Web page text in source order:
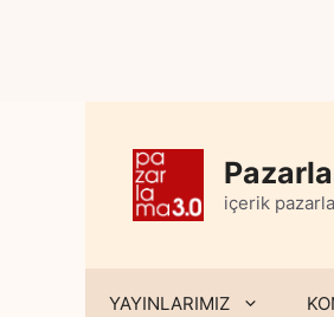
içerik
YAYINLARIMIZ